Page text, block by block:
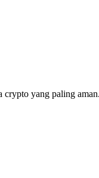
yang paling aman.